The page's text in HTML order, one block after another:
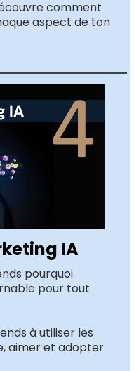
comment
aspect de ton
IA
pourquoi
pour tout
à utiliser les
aimer et adopter